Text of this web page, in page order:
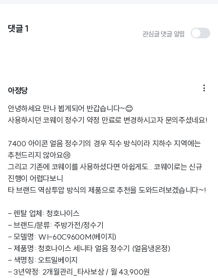
댓글 1 관심글 댓글 알림
아정당 
안녕하세요 만나 뵙게되어 반갑습니다~😊
사용하시던 코웨이 정수기 약정 만료로 변경하시고자 문의주셨네요!
7400 아이콘 얼음 정수기의 경우 직수 방식이라 지하수 지역에는
추천드리지 않아요😢
그리고 기존에 코웨이를 사용하셨다면 아쉽게도.. 코웨이로는 신규
진행이 어렵다보니
타 브랜드 역삼투압 방식의 제품으로 추천을 도와드려보겠습니다~!
- 렌탈 업체: 청호나이스
- 브랜드/분류: 주방가전/정수기
- 모델명: WI-60C9600M(베이지)
- 제품명: 청호나이스 세니타 얼음 정수기 (얼음냉온정)
- 색명칭: 오트밀베이지
- 3년약정: 2개월관리_타사보상 / 월 43,900원